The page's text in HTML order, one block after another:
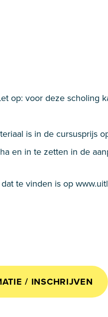
op: voor deze scholing
is in de cursusprijs
en in te zetten in de
te vinden is op
/ INSCHRIJVEN